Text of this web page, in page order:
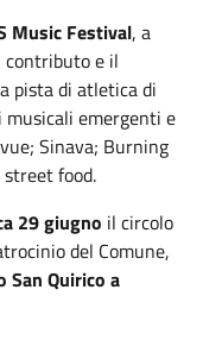
Music Festival, a
contributo e il
pista di atletica di
musicali emergenti e
Sinava; Burning
food.
29 giugno il circolo
del Comune,
Quirico a